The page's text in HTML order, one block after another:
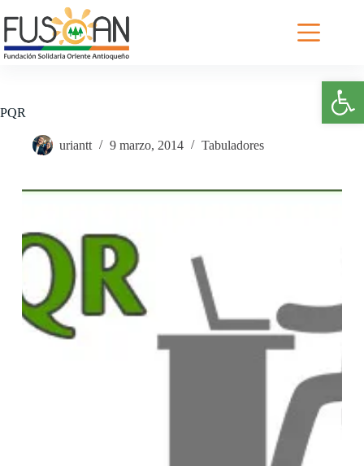
Abrir barra de herramientas
al
contenido
PQR
uriantt 9 marzo, 2014 Tabuladores